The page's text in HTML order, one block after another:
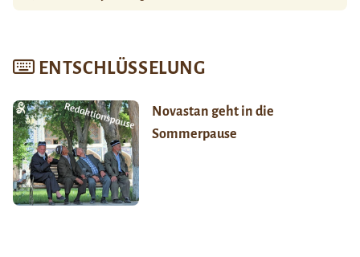
ENTSCHLÜSSELUNG
Novastan geht in die
Sommerpause